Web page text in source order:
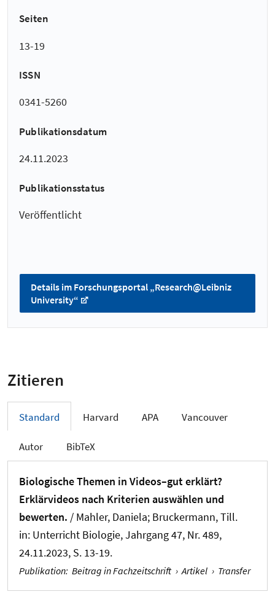
Seiten
13-19
ISSN
0341-5260
Publikationsdatum
24.11.2023
Publikationsstatus
Veröffentlicht
Details im Forschungsportal „Research@Leibniz
University“
Zitieren
Standard Harvard APA Vancouver
Autor BibTeX
Biologische Themen in Videos–gut erklärt?
Erklärvideos nach Kriterien auswählen und
bewerten. / Mahler, Daniela; Bruckermann, Till.
in: Unterricht Biologie, Jahrgang 47, Nr. 489,
24.11.2023, S. 13-19.
Publikation: Beitrag in Fachzeitschrift › Artikel › Transfer